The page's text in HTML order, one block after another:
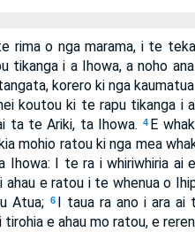
rima o nga marama, i te
tikanga i a Ihowa, a noho
korero ki nga
koutou ki te rapu tikanga i
ta te Ariki, ta Ihowa.
4 E
mohio ratou ki nga mea
I te ra i whiriwhiria ai
e ratou i te whenua o
Atua; 6 I taua ra ano i ara
e ahau mo ratou, e